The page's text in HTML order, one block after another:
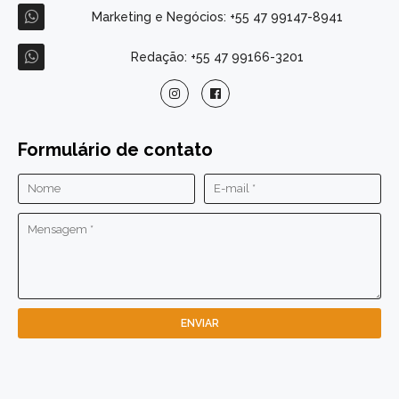
Marketing e Negócios: +55 47 99147-8941
Redação: +55 47 99166-3201
Formulário de contato